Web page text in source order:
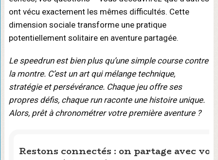
ont vécu exactement les mêmes difficultés. Cette
dimension sociale transforme une pratique
potentiellement solitaire en aventure partagée.
Le speedrun est bien plus qu’une simple course contre
la montre. C’est un art qui mélange technique,
stratégie et persévérance. Chaque jeu offre ses
propres défis, chaque run raconte une histoire unique.
Alors, prêt à chronométrer votre première aventure ?
Restons connectés : on partage avec